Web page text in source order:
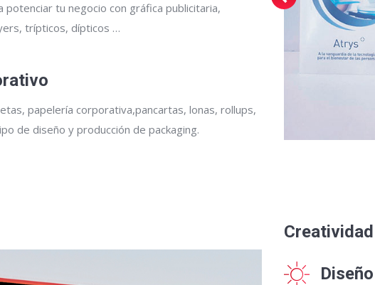
potenciar tu negocio con gráfica publicitaria,
trípticos, dípticos …
papelería corporativa,pancartas, lonas, rollups,
de diseño y producción de packaging.